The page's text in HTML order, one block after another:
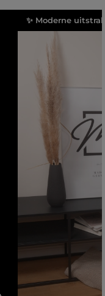
✨ Moderne